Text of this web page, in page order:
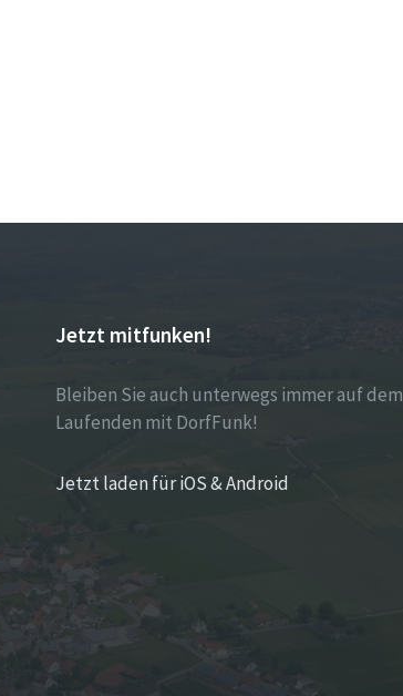
Jetzt mitfunken!
Bleiben Sie auch unterwegs immer auf dem
Laufenden mit DorfFunk!
Jetzt laden für iOS & Android